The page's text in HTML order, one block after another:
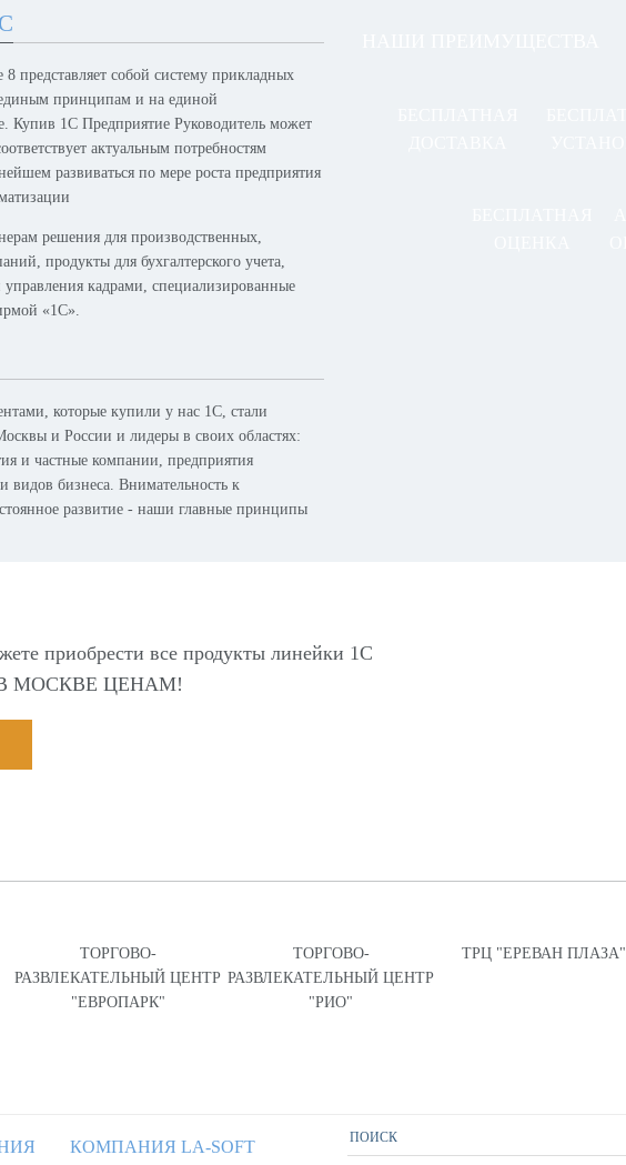
представляет собой систему прикладных
принципам и на единой
Купив 1С Предприятие Руководитель может
актуальным потребностям
развиваться по мере роста предприятия
решения для производственных,
продукты для бухгалтерского учета,
управления кадрами, специализированные
«1С».
которые купили у нас 1С, стали
и России и лидеры в своих областях:
и частные компании, предприятия
видов бизнеса. Внимательность к
развитие - наши главные принципы
приобрести все продукты линейки 1С
МОСКВЕ ЦЕНАМ!
ТОРГОВО-
РАЗВЛЕКАТЕЛЬНЫЙ ЦЕНТР
"ЕВРОПАРК"
ТОРГОВО-
РАЗВЛЕКАТЕЛЬНЫЙ ЦЕНТР
"РИО"
ТРЦ "ЕРЕВАН ПЛАЗА"
КОМПАНИЯ LA-SOFT